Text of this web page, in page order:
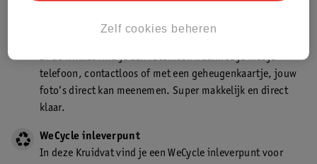
In de winkel vind je een fotokiosk waarmee je met je
telefoon, contactloos of met een geheugenkaartje, jouw
foto’s direct kan meenemen. Super makkelijk en direct
klaar.
WeCycle inleverpunt
In deze Kruidvat vind je een WeCycle inleverpunt voor
Zelf cookies beheren